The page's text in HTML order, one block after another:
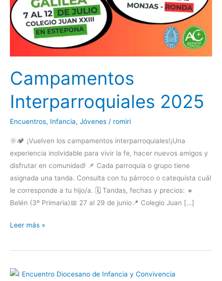
Campamentos
Interparroquiales 2025
Encuentros, Infancia, Jóvenes / romiri
🌞🏕️ ¡Vuelven los campamentos interparroquiales!¡Una
experiencia inolvidable para vivir la fe, hacer nuevos amigos y
disfrutar en comunidad! 📌 Cada parroquia o grupo tiene
asignada una tanda. Consulta con tu párroco o catequista cuál
le corresponde a tu hijo/a. 🗓️ Tandas, fechas y precios: 🔸
Belén (3º Primaria)📅 27 al 29 de junio📍 Colegio Juan […]
Leer más »
I